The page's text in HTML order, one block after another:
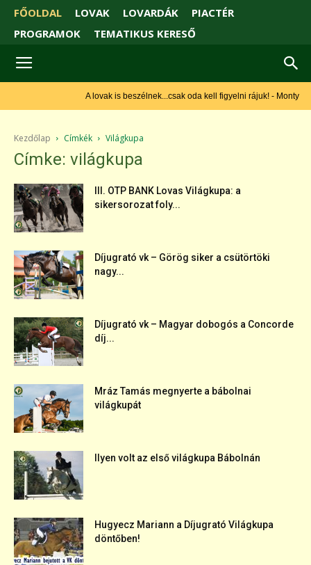
FŐOLDAL LOVAK LOVARDÁK
PIACTÉR
PROGRAMOK
TEMATIKUS KERESŐ
A lovak is beszélnek...csak oda kell figyelni rájuk! - Monty Roberts
Kezdőlap Címkék Világkupa
Címke: világkupa
III. OTP BANK Lovas Világkupa: a
sikersorozat foly...
Díjugrató vk – Görög siker a csütörtöki
nagy...
Díjugrató vk – Magyar dobogós a Concorde
díj...
Mráz Tamás megnyerte a bábolnai
világkupát
Ilyen volt az első világkupa Bábolnán
Hugyecz Mariann a Díjugrató Világkupa
döntőben!